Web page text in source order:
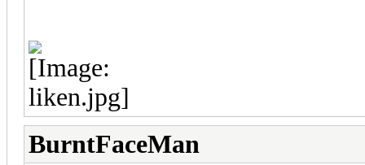
BurntFaceMan